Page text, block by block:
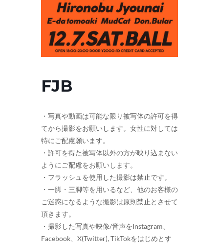
FJB
・写真や動画は可能な限り被写体の許可を得
てから撮影をお願いします。女性に対しては
特にご配慮願います。
・許可を得た被写体以外の方が映り込まない
ようにご配慮をお願いします。
・フラッシュを使用した撮影は禁止です。
・一脚・三脚等を用いるなど、他のお客様の
ご迷惑になるような撮影は原則禁止とさせて
頂きます。
・撮影した写真や映像/音声をInstagram、
Facebook、X(Twitter), TikTokをはじめとす